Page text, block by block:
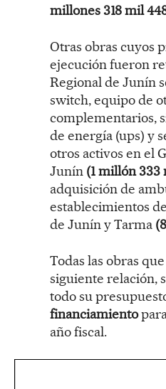
millones 318 mil
Otras obras cuyos
ejecución fueron
Regional de Junín
switch, equipo de
complementarios,
de energía (ups) y
otros activos en el
Junín (1 millón 333
adquisición de
establecimientos
de Junín y Tarma
Todas las obras
siguiente relación,
todo su
financiamiento
año fiscal.